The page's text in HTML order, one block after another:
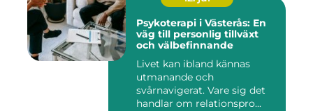
Psykoterapi i Västerås: En
väg till personlig tillväxt
och välbefinnande
Livet kan ibland kännas
utmanande och
svårnavigerat. Vare sig det
handlar om relationspro...